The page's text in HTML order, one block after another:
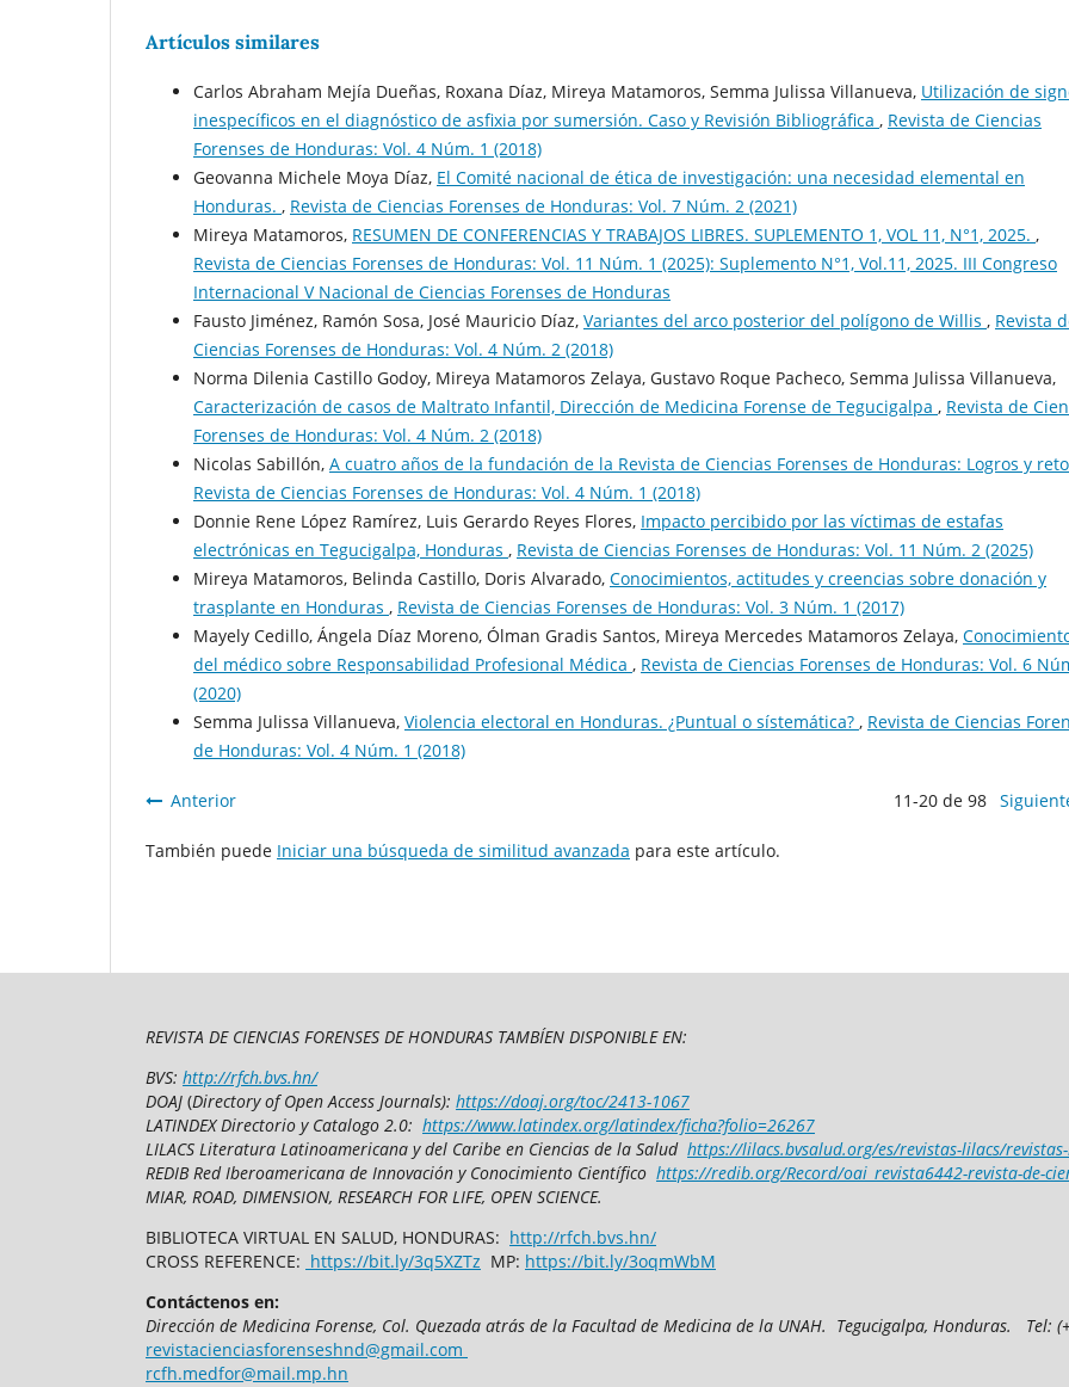
Artículos similares
Carlos Abraham Mejía Dueñas, Roxana Díaz, Mireya Matamoros, Semma Julissa Villanueva, Utilización de
inespecíficos en el diagnóstico de asfixia por sumersión. Caso y Revisión Bibliográfica , Revista de Ciencias
Forenses de Honduras: Vol. 4 Núm. 1 (2018)
Geovanna Michele Moya Díaz, El Comité nacional de ética de investigación: una necesidad elemental en
Honduras. , Revista de Ciencias Forenses de Honduras: Vol. 7 Núm. 2 (2021)
Mireya Matamoros, RESUMEN DE CONFERENCIAS Y TRABAJOS LIBRES. SUPLEMENTO 1, VOL 11, N°1, 2025. ,
Revista de Ciencias Forenses de Honduras: Vol. 11 Núm. 1 (2025): Suplemento N°1, Vol.11, 2025. III Congreso
Internacional V Nacional de Ciencias Forenses de Honduras
Fausto Jiménez, Ramón Sosa, José Mauricio Díaz, Variantes del arco posterior del polígono de Willis , Revista
Ciencias Forenses de Honduras: Vol. 4 Núm. 2 (2018)
Norma Dilenia Castillo Godoy, Mireya Matamoros Zelaya, Gustavo Roque Pacheco, Semma Julissa Villanueva,
Caracterización de casos de Maltrato Infantil, Dirección de Medicina Forense de Tegucigalpa , Revista de
Forenses de Honduras: Vol. 4 Núm. 2 (2018)
Nicolas Sabillón, A cuatro años de la fundación de la Revista de Ciencias Forenses de Honduras: Logros y
Revista de Ciencias Forenses de Honduras: Vol. 4 Núm. 1 (2018)
Donnie Rene López Ramírez, Luis Gerardo Reyes Flores, Impacto percibido por las víctimas de estafas
electrónicas en Tegucigalpa, Honduras , Revista de Ciencias Forenses de Honduras: Vol. 11 Núm. 2 (2025)
Mireya Matamoros, Belinda Castillo, Doris Alvarado, Conocimientos, actitudes y creencias sobre donación y
trasplante en Honduras , Revista de Ciencias Forenses de Honduras: Vol. 3 Núm. 1 (2017)
Mayely Cedillo, Ángela Díaz Moreno, Ólman Gradis Santos, Mireya Mercedes Matamoros Zelaya,
del médico sobre Responsabilidad Profesional Médica , Revista de Ciencias Forenses de Honduras: Vol. 6
(2020)
Semma Julissa Villanueva, Violencia electoral en Honduras. ¿Puntual o sístemática? , Revista de Ciencias
de Honduras: Vol. 4 Núm. 1 (2018)
Anterior 11-20 de 98
También puede Iniciar una búsqueda de similitud avanzada para este artículo.
REVISTA DE CIENCIAS FORENSES DE HONDURAS TAMBÍEN DISPONIBLE EN:
BVS: http://rfch.bvs.hn/
DOAJ (Directory of Open Access Journals): https://doaj.org/toc/2413-1067
LATINDEX Directorio y Catalogo 2.0: https://www.latindex.org/latindex/ficha?folio=26267
LILACS Literatura Latinoamericana y del Caribe en Ciencias de la Salud https://lilacs.bvsalud.org/es/revistas-lilacs/
REDIB Red Iberoamericana de Innovación y Conocimiento Científico https://redib.org/Record/oai_revista6442-revista-de-
MIAR, ROAD, DIMENSION, RESEARCH FOR LIFE, OPEN SCIENCE.
BIBLIOTECA VIRTUAL EN SALUD, HONDURAS: http://rfch.bvs.hn/
CROSS REFERENCE: https://bit.ly/3q5XZTz MP: https://bit.ly/3oqmWbM
Contáctenos en:
Dirección de Medicina Forense, Col. Quezada atrás de la Facultad de Medicina de la UNAH. Tegucigalpa, Honduras. Tel:
revistacienciasforenseshnd@gmail.com
rcfh.medfor@mail.mp.hn